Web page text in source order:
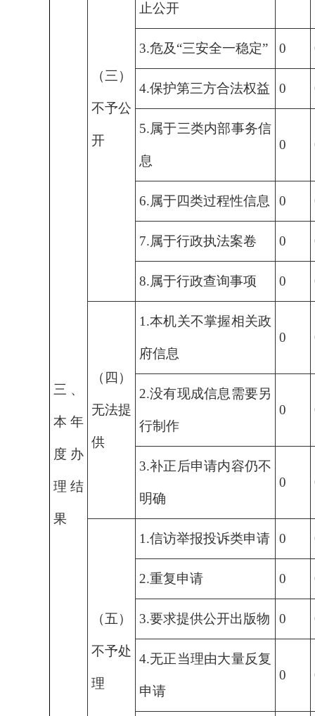
三、
本年
度办
理结
果
（三）
不予公
开
止公开
3.危及“三安全一稳定” 0
4.保护第三方合法权益 0
5.属于三类内部事务信
息
0
6.属于四类过程性信息 0
7.属于行政执法案卷 0
8.属于行政查询事项 0
（四）
无法提
供
1.本机关不掌握相关政
府信息
0
2.没有现成信息需要另
行制作
0
3.补正后申请内容仍不
明确
0
（五）
不予处
理
1.信访举报投诉类申请 0
2.重复申请 0
3.要求提供公开出版物 0
4.无正当理由大量反复
申请
0